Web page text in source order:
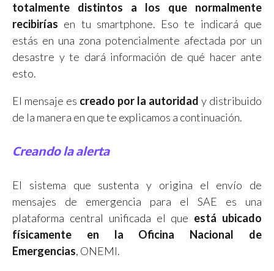
totalmente distintos a los que normalmente
recibirías en tu smartphone. Eso te indicará que
estás en una zona potencialmente afectada por un
desastre y te dará información de qué hacer ante
esto.
El mensaje es creado por la autoridad y distribuido
de la manera en que te explicamos a continuación.
Creando la alerta
El sistema que sustenta y origina el envío de
mensajes de emergencia para el SAE es una
plataforma central unificada el que está ubicado
físicamente
en la Oficina Nacional de
Emergencias, ONEMI.